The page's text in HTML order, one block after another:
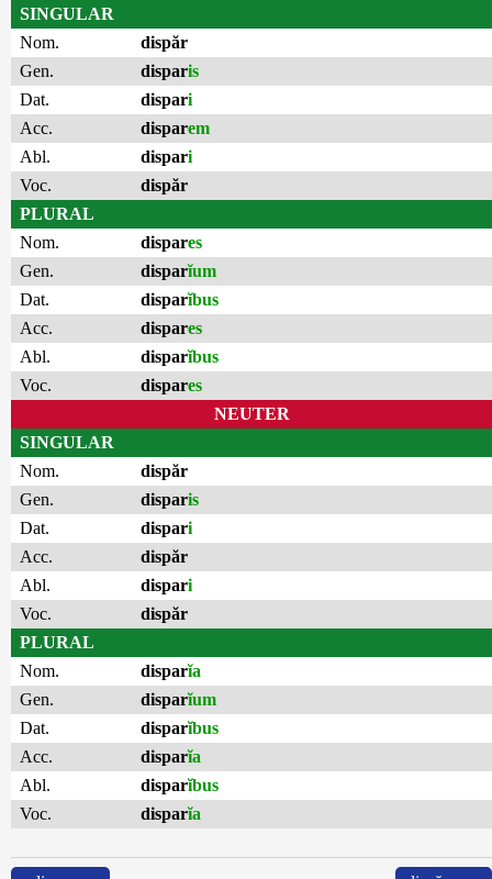
SINGULAR
Nom.
dispăr
Gen.
disparis
Dat.
dispari
Acc.
disparem
Abl.
dispari
Voc.
dispăr
PLURAL
Nom.
dispares
Gen.
disparĭum
Dat.
disparĭbus
Acc.
dispares
Abl.
disparĭbus
Voc.
dispares
NEUTER
SINGULAR
Nom.
dispăr
Gen.
disparis
Dat.
dispari
Acc.
dispăr
Abl.
dispari
Voc.
dispăr
PLURAL
Nom.
disparĭa
Gen.
disparĭum
Dat.
disparĭbus
Acc.
disparĭa
Abl.
disparĭbus
Voc.
disparĭa